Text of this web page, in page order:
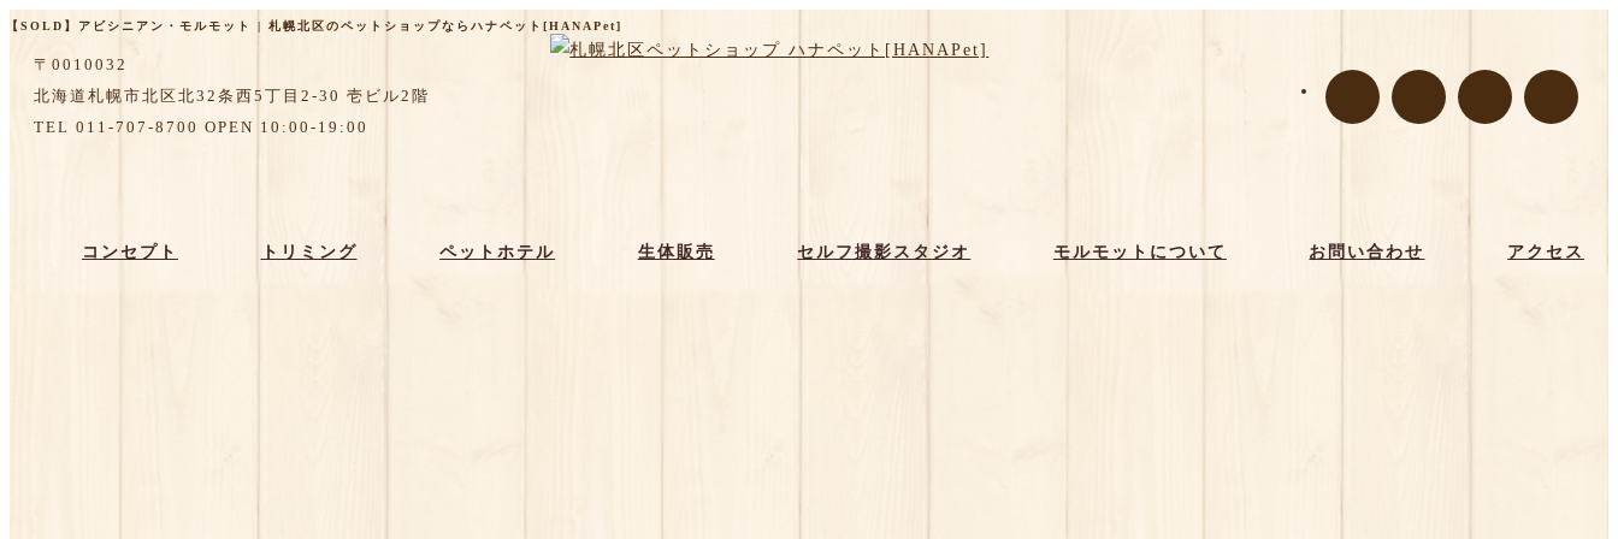
【SOLD】アビシニアン・モルモット | 札幌北区のペットショップならハナペット[HANAPet]
〒0010032
北海道札幌市北区北32条西5丁目2-30 壱ビル2階
TEL 011-707-8700 OPEN 10:00-19:00
コンセプト トリミング ペットホテル 生体販売 セルフ撮影スタジオ モルモットについて お問い合わせ アクセス